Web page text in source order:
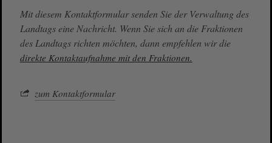
Mit diesem Kontaktformular senden Sie der Verwaltung des
Landtags eine Nachricht. Wenn Sie sich an die Fraktionen
des Landtags richten möchten, dann empfehlen wir die
direkte Kontaktaufnahme mit den Fraktionen.
zum Kontaktformular